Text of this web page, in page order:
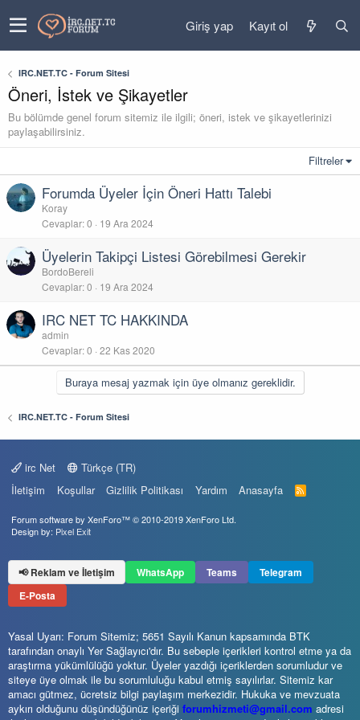
Giriş yap Kayıt ol
IRC.NET.TC - Forum Sitesi
Öneri, İstek ve Şikayetler
Bu bölümde genel forum sitemiz ile ilgili; öneri, istek ve şikayetlerinizi
paylaşabilirsiniz.
Filtreler
Forumda Üyeler İçin Öneri Hattı Talebi
Koray
Cevaplar 0 19 Ara 2024
Üyelerin Takipçi Listesi Görebilmesi Gerekir
BordoBereli
Cevaplar 0 19 Ara 2024
IRC NET TC HAKKINDA
admin
Cevaplar 0 22 Kas 2020
Buraya mesaj yazmak için üye olmanız gereklidir.
IRC.NET.TC - Forum Sitesi
irc Net
Türkçe (TR)
İletişim
Koşullar Gizlilik Politikası Yardım Anasayfa
R
S
Forum software by XenForo™© 2010-2019 XenForo Ltd.
Design by: Pixel Exit
📢 Reklam ve İletişim WhatsApp Teams
Telegram
E-Posta
Yasal Uyarı: Forum Sitemiz; 5651 Sayılı Kanun kapsamında BTK
tarafından onaylı Yer Sağlayıcı'dır. Bu sebeple içerikleri kontrol etme ya da
araştırma yükümlülüğü yoktur. Üyeler yazdığı içeriklerden sorumludur ve
siteye üye olmak ile bu sorumluluğu kabul etmiş sayılırlar. Sitemiz kar
amacı gütmez, ücretsiz bilgi paylaşım merkezidir. Hukuka ve mevzuata
aykırı olduğunu düşündüğünüz içeriği forumhizmeti@gmail.com adresi